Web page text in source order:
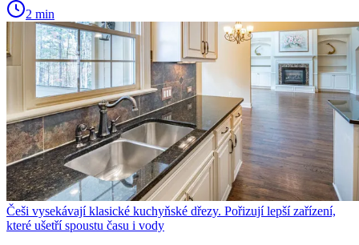
2 min
Češi vysekávají klasické kuchyňské dřezy. Pořizují lepší zařízení,
které ušetří spoustu času i vody